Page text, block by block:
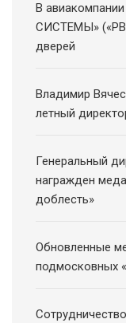
В
СИСТЕМЫ»
дверей
Владимир
летный
Генеральный
награжден
доблесть»
Обновленные
подмосковных